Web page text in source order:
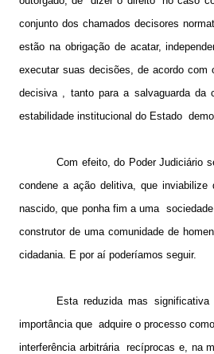
conjunto dos chamados decisores
estão na obrigação de acatar,
executar suas decisões, de acordo com
decisiva , tanto para a salvaguarda da
estabilidade institucional do Estado
Com efeito, do Poder Judiciário
condene a ação delitiva, que
nascido, que ponha fim a uma
construtor de uma comunidade de
cidadania. E por aí poderíamos seguir.
Esta reduzida mas
importância que adquire o processo
interferência arbitrária
recíprocas e, na